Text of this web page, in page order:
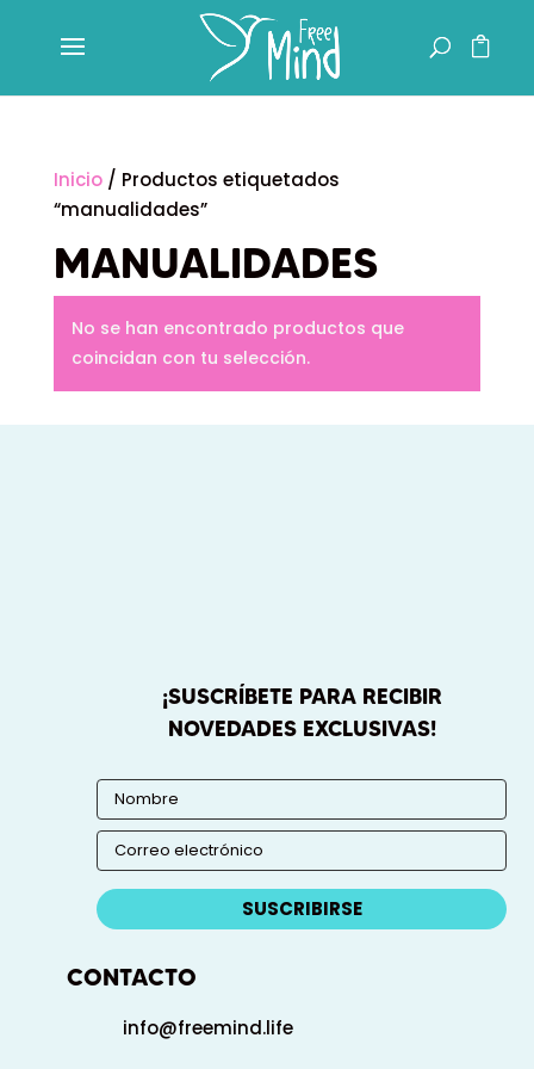
Inicio/ Productos etiquetados
“manualidades”
MANUALIDADES
No se han encontrado productos que
coincidan con tu selección.
¡SUSCRÍBETE PARA RECIBIR
NOVEDADES EXCLUSIVAS!
SUSCRIBIRSE
CONTACTO
info@freemind.life